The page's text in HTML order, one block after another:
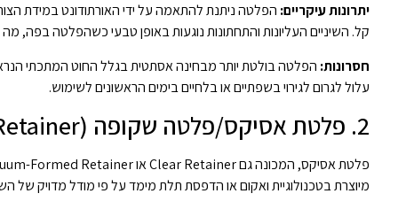
יתרונות עיקריים:
קל. השיניים העליונות והתחתונות נוגעות באופן טבעי כשהפלטה בפה,
חסרונות: הפלטה בולטת יותר מבחינה אסתטית בגלל החוט המתכתי
עלול לגרום לגירוי בשפתיים או בלחיים בימים הראשונים לשימוש.
2. פלטת אסיקס/פלטה שקופה (Essix Retainer)
מיוצרת בטכנולוגיית ואקום או הדפסת תלת מימד על פי מודל מדויק של